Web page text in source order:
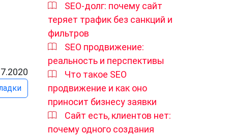
SEO-долг: почему сайт
теряет трафик без санкций и
фильтров
SEO продвижение:
реальность и перспективы
Что такое SEO
продвижение и как оно
приносит бизнесу заявки
Сайт есть, клиентов нет:
почему одного создания